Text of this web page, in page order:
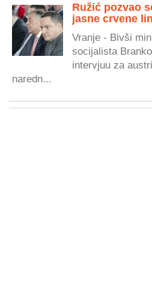
Ružić pozvao
jasne crvene
Vranje - Bivši
socijalista
intervjuu za
naredn...